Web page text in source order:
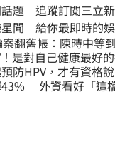
話題 追蹤訂閱三立
聞 給你最即時的
翻舊帳：陳時中等
利息
是對自己健康最好
防HPV，才有資格說
43% 外資看好「這